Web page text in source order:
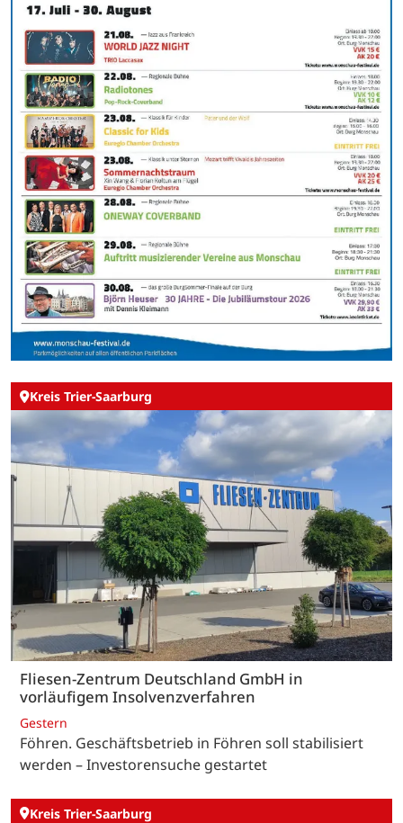
Kreis Trier-Saarburg
Fliesen-Zentrum Deutschland GmbH in
vorläufigem Insolvenzverfahren
Gestern
Föhren. Geschäftsbetrieb in Föhren soll stabilisiert
werden – Investorensuche gestartet
Kreis Trier-Saarburg